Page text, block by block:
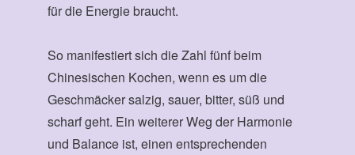
für die Energie braucht.
So manifestiert sich die Zahl fünf beim
Chinesischen Kochen, wenn es um die
Geschmäcker salzig, sauer, bitter, süß und
scharf geht. Ein weiterer Weg der Harmonie
und Balance ist, einen entsprechenden